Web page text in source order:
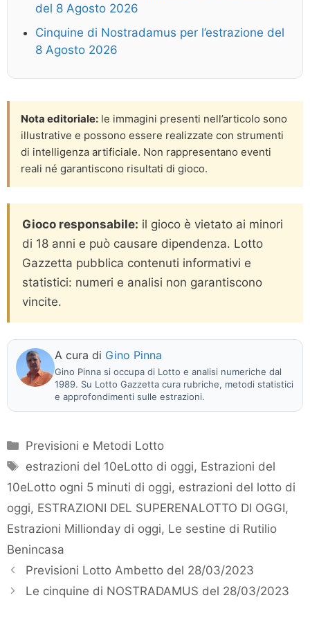
del 8 Agosto 2026
Cinquine di Nostradamus per l’estrazione del
8 Agosto 2026
Nota editoriale: le immagini presenti nell’articolo sono
illustrative e possono essere realizzate con strumenti
di intelligenza artificiale. Non rappresentano eventi
reali né garantiscono risultati di gioco.
Gioco responsabile: il gioco è vietato ai minori
di 18 anni e può causare dipendenza. Lotto
Gazzetta pubblica contenuti informativi e
statistici: numeri e analisi non garantiscono
vincite.
A cura di Gino Pinna
Gino Pinna si occupa di Lotto e analisi numeriche dal
1989. Su Lotto Gazzetta cura rubriche, metodi statistici
e approfondimenti sulle estrazioni.
Categorie
Previsioni e Metodi Lotto
Tag
estrazioni del 10eLotto di oggi, Estrazioni del
10eLotto ogni 5 minuti di oggi, estrazioni del lotto di
oggi, ESTRAZIONI DEL SUPERENALOTTO DI OGGI,
Estrazioni Millionday di oggi, Le sestine di Rutilio
Benincasa
Previsioni Lotto Ambetto del 28/03/2023
Le cinquine di NOSTRADAMUS del 28/03/2023